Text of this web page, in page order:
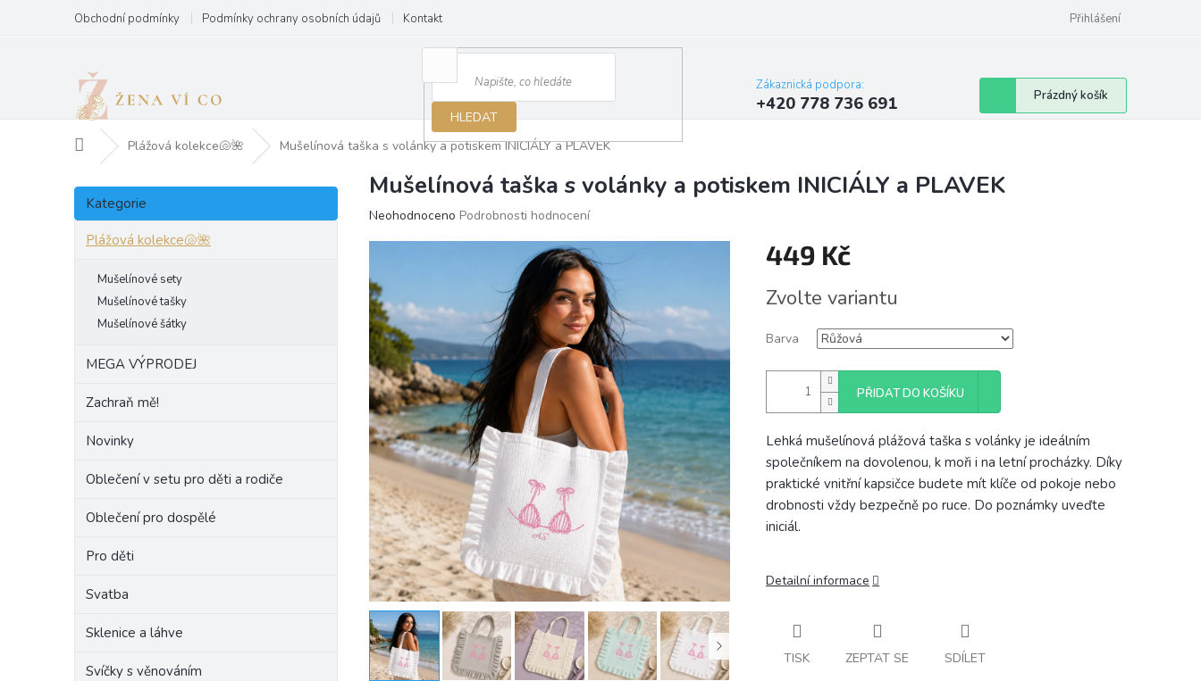
obsah
Obchodní podmínky Podmínky ochrany osobních údajů Kontakt Přihlášení
HLEDAT
Zákaznická podpora:
+420 778 736 691
Nákupní
košík
Prázdný košík
Domů Plážová kolekce🐚🌺 Mušelínová taška s volánky a potiskem INICIÁLY a PLAVEK
P
s
Přeskočit
kategorie
Kategorie
Plážová kolekce🐚🌺
Mušelínové sety
Mušelínové tašky
Mušelínové šátky
MEGA VÝPRODEJ
Zachraň mě!
Novinky
Oblečení v setu pro děti a rodiče
Oblečení pro dospělé
Pro děti
Svatba
Sklenice a láhve
Svíčky s věnováním
Mušelínová taška s volánky a potiskem INICIÁLY a PLAVEK
Průměrné
0,0
z
5
hvězdiček.
Neohodnoceno Podrobnosti hodnocení
449 Kč
cena:
Zvolte variantu
Barva
PŘIDAT DO KOŠÍKU
Lehká mušelínová plážová taška s volánky je ideálním
společníkem na dovolenou, k moři i na letní procházky. Díky
praktické vnitřní kapsičce budete mít klíče od pokoje nebo
drobnosti vždy bezpečně po ruce. Do poznámky uveďte
iniciál.
Detailní informace
TISK ZEPTAT SE SDÍLET